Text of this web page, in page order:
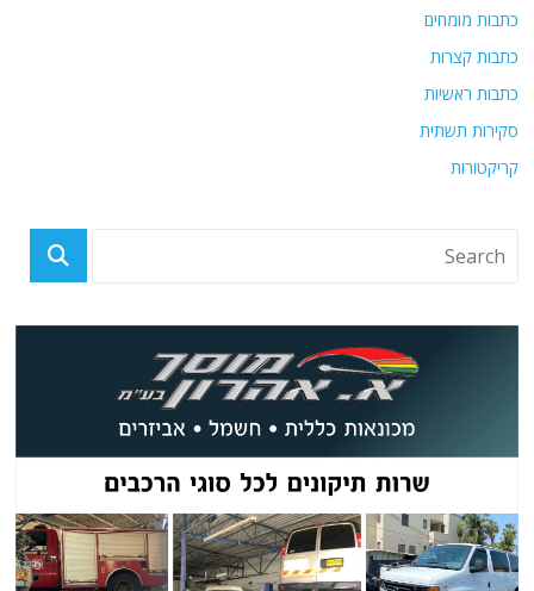
כתבות מומחים
כתבות קצרות
כתבות ראשיות
סקירות תשתית
קריקטורות